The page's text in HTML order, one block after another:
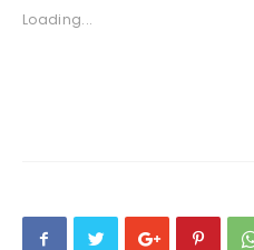
Loading...